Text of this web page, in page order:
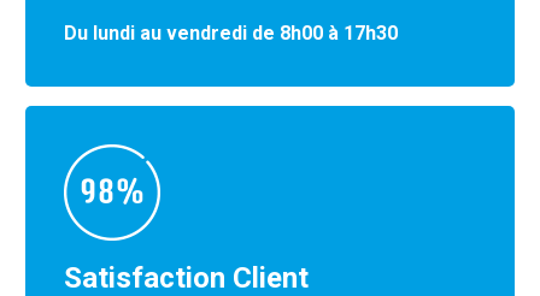
Du lundi au vendredi de 8h00 à 17h30
Satisfaction Client